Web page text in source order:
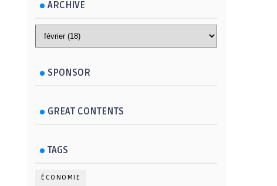
ARCHIVE
SPONSOR
GREAT CONTENTS
TAGS
ÉCONOMIE